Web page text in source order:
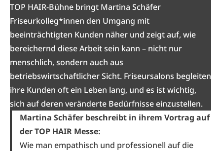
TOP HAIR-Bühne bringt Martina Schäfer
Friseurkolleg*innen den Umgang mit
beeinträchtigten Kunden näher und zeigt auf, wie
bereichernd diese Arbeit sein kann – nicht nur
menschlich, sondern auch aus
betriebswirtschaftlicher Sicht. Friseursalons begleiten
ihre Kunden oft ein Leben lang, und es ist wichtig,
sich auf deren veränderte Bedürfnisse einzustellen.
Martina Schäfer beschreibt in ihrem Vortrag auf
der TOP HAIR Messe:
Wie man empathisch und professionell auf die